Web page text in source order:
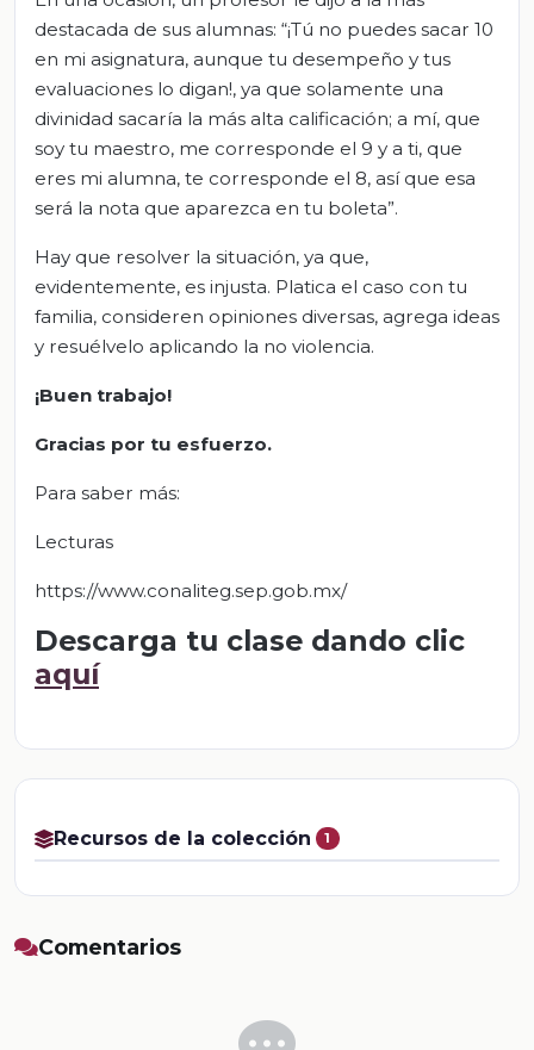
destacada de sus alumnas: “¡Tú no puedes sacar 10
en mi asignatura, aunque tu desempeño y tus
evaluaciones lo digan!, ya que solamente una
divinidad sacaría la más alta calificación; a mí, que
soy tu maestro, me corresponde el 9 y a ti, que
eres mi alumna, te corresponde el 8, así que esa
será la nota que aparezca en tu boleta”.
Hay que resolver la situación, ya que,
evidentemente, es injusta. Platica el caso con tu
familia, consideren opiniones diversas, agrega ideas
y resuélvelo aplicando la no violencia.
¡Buen trabajo!
Gracias por tu esfuerzo.
Para saber más:
Lecturas
https://www.conaliteg.sep.gob.mx/
Descarga tu clase dando clic
aquí
Recursos de la colección 1
Comentarios